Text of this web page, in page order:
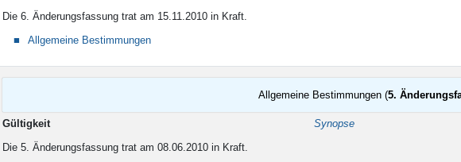
Die 6. Änderungsfassung trat am 15.11.2010 in Kraft.
Allgemeine Bestimmungen
Allgemeine Bestimmungen (5.
Gültigkeit
Synopse
Die 5. Änderungsfassung trat am 08.06.2010 in Kraft.